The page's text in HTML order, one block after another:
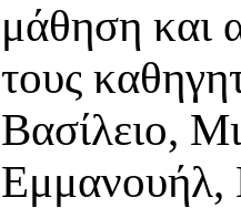
μάθηση και
τους
Βασίλειο,
Εμμανουήλ,